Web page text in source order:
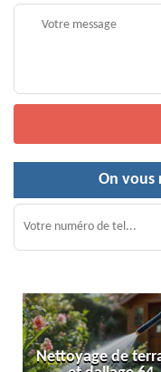
On vous
Peinture
muret,